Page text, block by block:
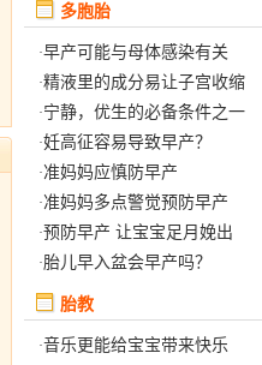
多胞胎
·早产可能与母体感染有关
·精液里的成分易让子宫收缩
·宁静，优生的必备条件之一
·妊高征容易导致早产？
·准妈妈应慎防早产
·准妈妈多点警觉预防早产
·预防早产 让宝宝足月娩出
·胎儿早入盆会早产吗？
胎教
·音乐更能给宝宝带来快乐